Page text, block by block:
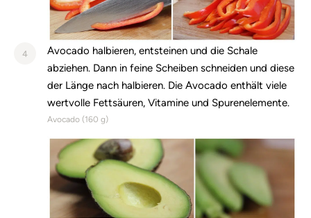
4
Avocado halbieren, entsteinen und die Schale
abziehen. Dann in feine Scheiben schneiden und diese
der Länge nach halbieren. Die Avocado enthält viele
wertvolle Fettsäuren, Vitamine und Spurenelemente.
Avocado (160 g)